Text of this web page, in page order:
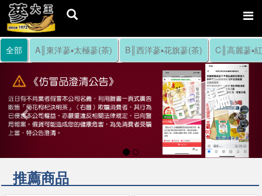
Previous
全部 A║東洋蔘▪太極蔘(茶) B║西洋蔘▪花旗蔘(茶) C║高麗蔘▪
推薦商品